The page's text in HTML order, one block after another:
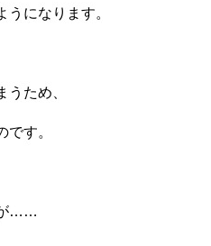
うになります。
ため、
す。
が……